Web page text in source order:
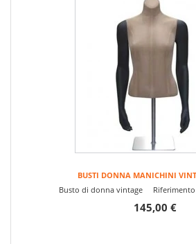
BUSTI DONNA MANICHINI
Busto di donna vintage Riferimento :
145,00 €